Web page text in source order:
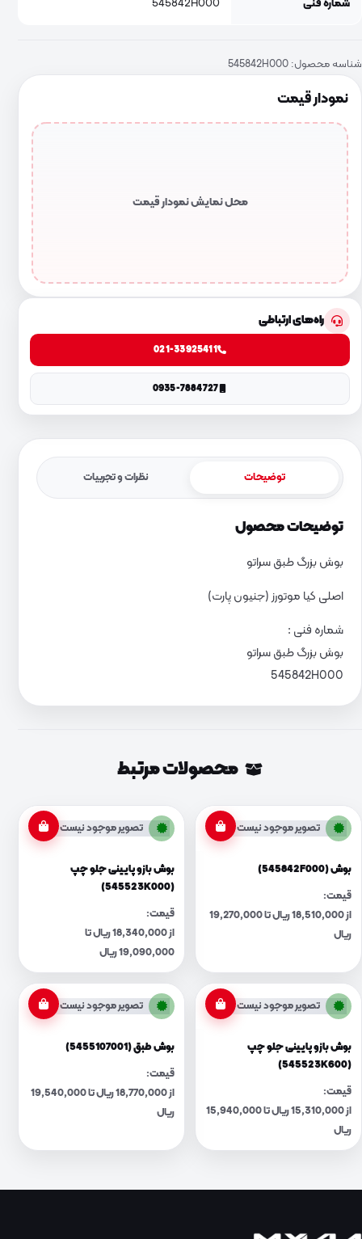
نمودار قیمت
محل نمایش نمودار قیمت
شناسه محصول: 545842H000
راه‌های ارتباطی
021-33925411
0935-7884727
توضیحات نظرات و تجربیات
توضیحات محصول
بوش بزرگ طبق سراتو
اصلی کیا موتورز (جنیون پارت)
شماره فنی :
بوش بزرگ طبق سراتو
545842H000
محصولات مرتبط
تصویر موجود نیست
بوش (545842F000)
قیمت:
از 18,510,000 ریال تا 19,270,000
ریال
تصویر موجود نیست
بوش بازو پایینی جلو چپ
(545523K000)
قیمت:
از 18,340,000 ریال تا
19,090,000 ریال
تصویر موجود نیست
بوش بازو پایینی جلو چپ
(545523K600)
قیمت:
از 15,310,000 ریال تا 15,940,000
ریال
تصویر موجود نیست
بوش طبق (5455107001)
قیمت:
از 18,770,000 ریال تا 19,540,000
ریال